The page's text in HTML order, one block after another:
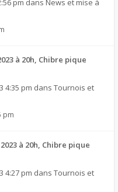
pm dans News et mise à
à 20h, Chibre pique
4:35 pm dans Tournois et
pm
à 20h, Chibre pique
4:27 pm dans Tournois et